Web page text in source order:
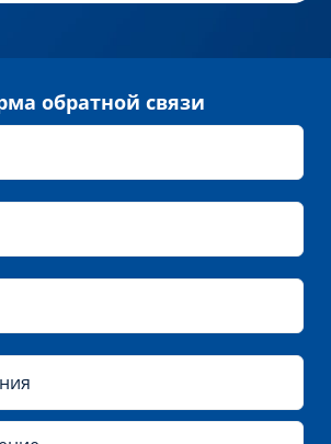
обратной связи